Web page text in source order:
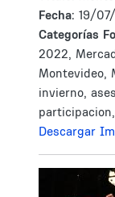
Fecha: 19/
Categorías
2022,
Montevideo,
invierno,
Descargar